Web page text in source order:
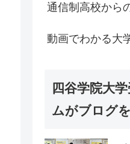
通信制高校から
動画でわかる大
四谷学院大
ムがブログ